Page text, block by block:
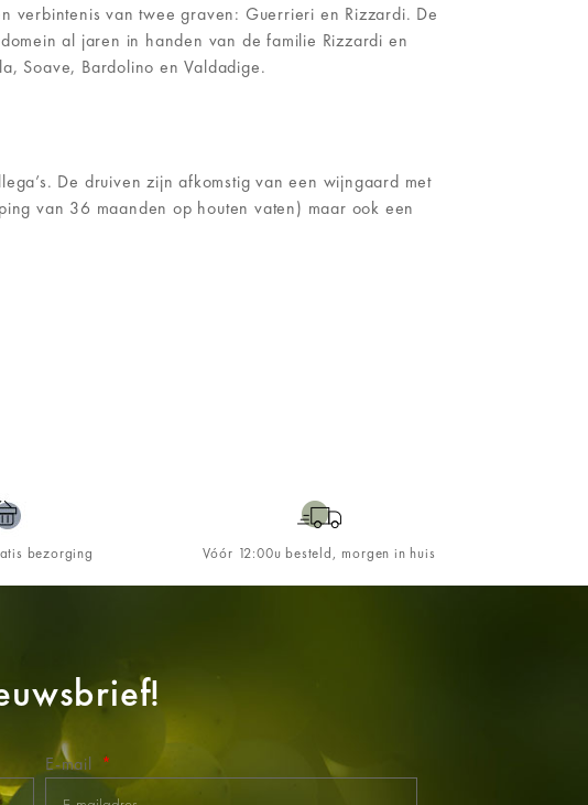
verbintenis van twee graven: Guerrieri en Rizzardi. De
al jaren in handen van de familie Rizzardi en
Soave, Bardolino en Valdadige.
De druiven zijn afkomstig van een wijngaard met
van 36 maanden op houten vaten) maar ook een
bezorging Vóór 12:00u besteld, morgen in huis
E-mail